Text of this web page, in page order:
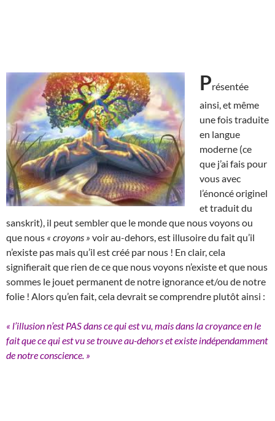
Présentée
ainsi, et même
une fois traduite
en langue
moderne (ce
que j’ai fais pour
vous avec
l’énoncé originel
et traduit du
sanskrit), il peut sembler que le monde que nous voyons ou
que nous « croyons » voir au-dehors, est illusoire du fait qu’il
n’existe pas mais qu’il est créé par nous ! En clair, cela
signifierait que rien de ce que nous voyons n’existe et que nous
sommes le jouet permanent de notre ignorance et/ou de notre
folie ! Alors qu’en fait, cela devrait se comprendre plutôt ainsi :
« l’illusion n’est PAS dans ce qui est vu, mais dans la croyance en le
fait que ce qui est vu se trouve au-dehors et existe indépendamment
de notre conscience. »